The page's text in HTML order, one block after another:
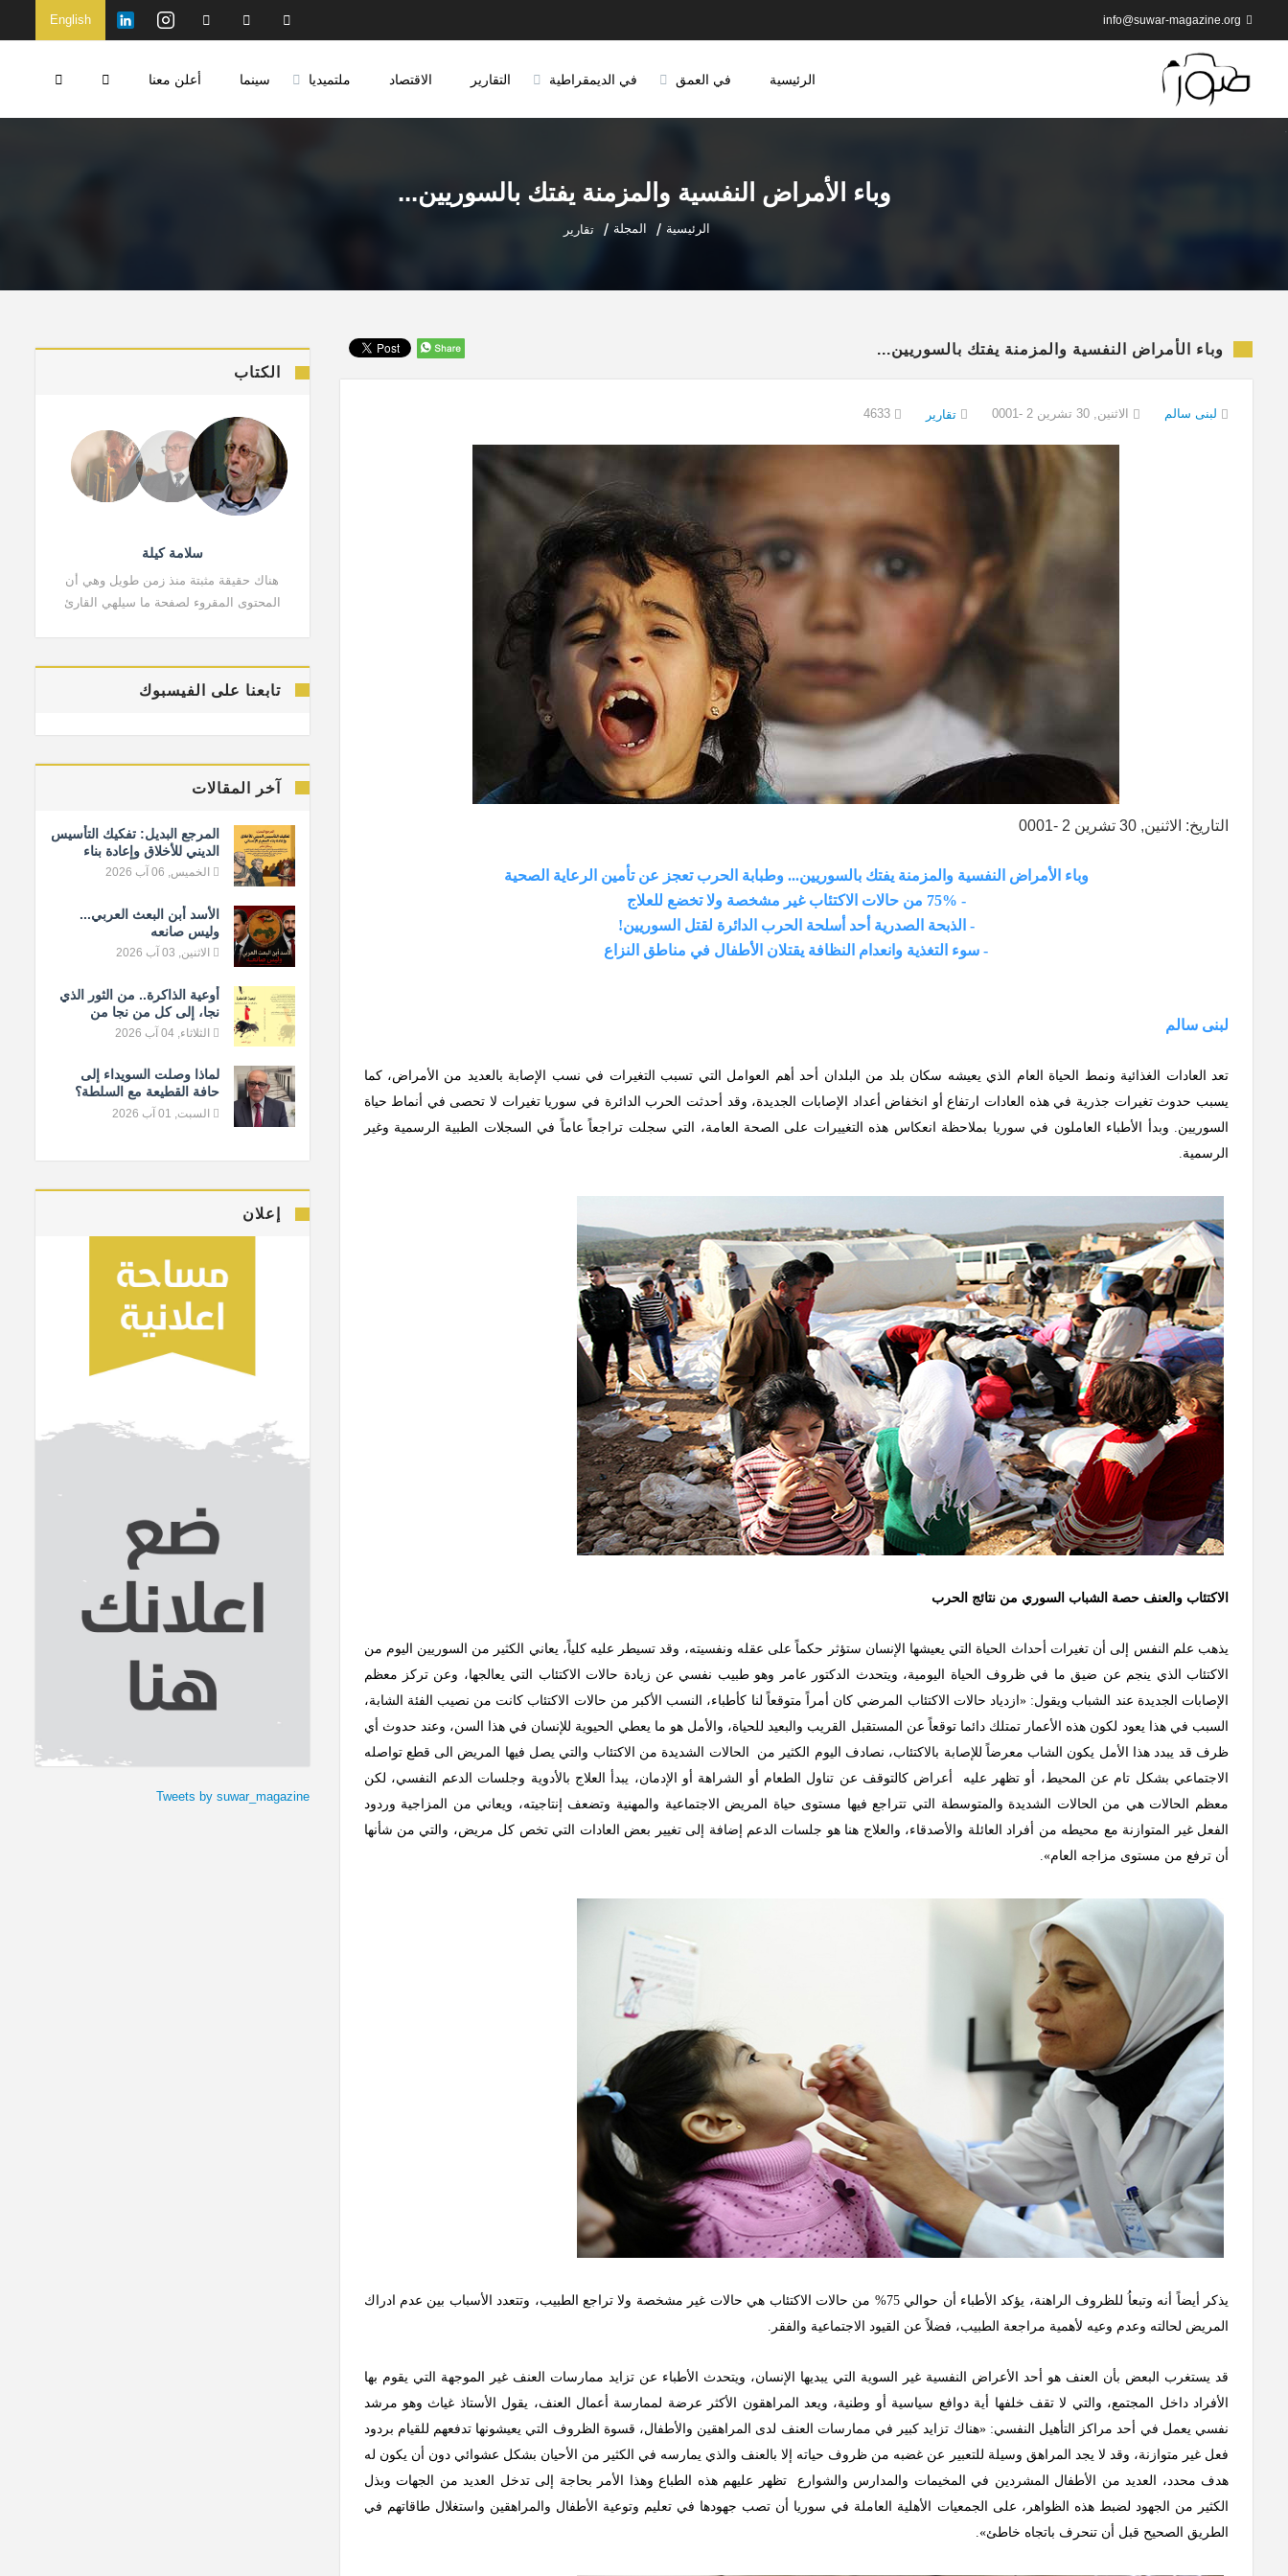
English info@suwar-magazine.org
الرئيسية في العمق في الديمقراطية التقارير الاقتصاد ملتميديا سينما أعلن معنا
وباء الأمراض النفسية والمزمنة يفتك بالسوريين...
الرئيسية المجلة تقارير
وباء الأمراض النفسية والمزمنة يفتك بالسوريين...
لبنى سالم الاثنين, 30 تشرين 2 -0001 تقارير
التاريخ: الاثنين, 30 تشرين 2 -0001
وباء الأمراض النفسية والمزمنة يفتك بالسوريين... وطبابة الحرب تعجز عن تأمين الرعاية الصحية
- 75% من حالات الاكتئاب غير مشخصة ولا تخضع للعلاج
- الذبحة الصدرية أحد أسلحة الحرب الدائرة لقتل السوريين!
- سوء التغذية وانعدام النظافة يقتلان الأطفال في مناطق النزاع
لبنى سالم
تعد العادات الغذائية ونمط الحياة العام الذي يعيشه سكان بلد من البلدان أحد أهم العوامل التي تسبب التغيرات في نسب الإصابة بالعديد من الأمراض، كما
يسبب حدوث تغيرات جذرية في هذه العادات ارتفاع أو انخفاض أعداد الإصابات الجديدة، وقد أحدثت الحرب الدائرة في سوريا تغيرات لا تحصى في أنماط حياة
السوريين. وبدأ الأطباء العاملون في سوريا بملاحظة انعكاس هذه التغييرات على الصحة العامة، التي سجلت تراجعاً عاماً في السجلات الطبية الرسمية وغير
الرسمية.
الاكتئاب والعنف حصة الشباب السوري من نتائج الحرب
يذهب علم النفس إلى أن تغيرات أحداث الحياة التي يعيشها الإنسان ستؤثر حكماً على عقله ونفسيته، وقد تسيطر عليه كلياً، يعاني الكثير من السوريين اليوم من
الاكتئاب الذي ينجم عن ضيق ما في ظروف الحياة اليومية، ويتحدث الدكتور عامر وهو طبيب نفسي عن زيادة حالات الاكتئاب التي يعالجها، وعن تركز معظم
الإصابات الجديدة عند الشباب ويقول: «ازدياد حالات الاكتئاب المرضي كان أمراً متوقعاً لنا كأطباء، النسب الأكبر من حالات الاكتئاب كانت من نصيب الفئة الشابة،
السبب في هذا يعود لكون هذه الأعمار تمتلك دائما توقعاً عن المستقبل القريب والبعيد للحياة، والأمل هو ما يعطي الحيوية للإنسان في هذا السن، وعند حدوث أي
ظرف قد يبدد هذا الأمل يكون الشاب معرضاً للإصابة بالاكتئاب، نصادف اليوم الكثير من الحالات الشديدة من الاكتئاب والتي يصل فيها المريض الى قطع تواصله
الاجتماعي بشكل تام عن المحيط، أو تظهر عليه أعراض كالتوقف عن تناول الطعام أو الشراهة أو الإدمان، يبدأ العلاج بالأدوية وجلسات الدعم النفسي، لكن
معظم الحالات هي من الحالات الشديدة والمتوسطة التي تتراجع فيها مستوى حياة المريض الاجتماعية والمهنية وتضعف إنتاجيته، ويعاني من المزاجية وردود
الفعل غير المتوازنة مع محيطه من أفراد العائلة والأصدقاء، والعلاج هنا هو جلسات الدعم إضافة إلى تغيير بعض العادات التي تخص كل مريض، والتي من شأنها
أن ترفع من مستوى مزاجه العام».
يذكر أيضاً أنه وتبعاُ للظروف الراهنة، يؤكد الأطباء أن حوالي 75% من حالات الاكتئاب هي حالات غير مشخصة ولا تراجع الطبيب، وتتعدد الأسباب بين عدم ادراك
المريض لحالته وعدم وعيه لأهمية مراجعة الطبيب، فضلاً عن القيود الاجتماعية والفقر.
قد يستغرب البعض بأن العنف هو أحد الأعراض النفسية غير السوية التي يبديها الإنسان، ويتحدث الأطباء عن تزايد ممارسات العنف غير الموجهة التي يقوم بها
الأفراد داخل المجتمع، والتي لا تقف خلفها أية دوافع سياسية أو وطنية، ويعد المراهقون الأكثر عرضة لممارسة أعمال العنف، يقول الأستاذ غياث وهو مرشد
نفسي يعمل في أحد مراكز التأهيل النفسي: «هناك تزايد كبير في ممارسات العنف لدى المراهقين والأطفال، قسوة الظروف التي يعيشونها تدفعهم للقيام بردود
فعل غير متوازنة، وقد لا يجد المراهق وسيلة للتعبير عن غضبه من ظروف حياته إلا بالعنف والذي يمارسه في الكثير من الأحيان بشكل عشوائي دون أن يكون له
هدف محدد، العديد من الأطفال المشردين في المخيمات والمدارس والشوارع تظهر عليهم هذه الطباع وهذا الأمر بحاجة إلى تدخل العديد من الجهات وبذل
الكثير من الجهود لضبط هذه الظواهر، على الجمعيات الأهلية العاملة في سوريا أن تصب جهودها في تعليم وتوعية الأطفال والمراهقين واستغلال طاقاتهم في
الطريق الصحيح قبل أن تنحرف باتجاه خاطئ».
الكتاب
سلامة كيلة
هناك حقيقة مثبتة منذ زمن طويل وهي أن
المحتوى المقروء لصفحة ما سيلهي القارئ
تابعنا على الفيسبوك
آخر المقالات
المرجع البديل: تفكيك التأسيس
الديني للأخلاق وإعادة بناء
المعيار الإنساني
الخميس, 06 آب 2026
الأسد أبن البعث العربي...
وليس صانعه
الاثنين, 03 آب 2026
أوعية الذاكرة.. من الثور الذي
نجا، إلى كل من نجا من
النسيان
الثلاثاء, 04 آب 2026
لماذا وصلت السويداء إلى
حافة القطيعة مع السلطة؟
السبت, 01 آب 2026
إعلان
Tweets by suwar_magazine